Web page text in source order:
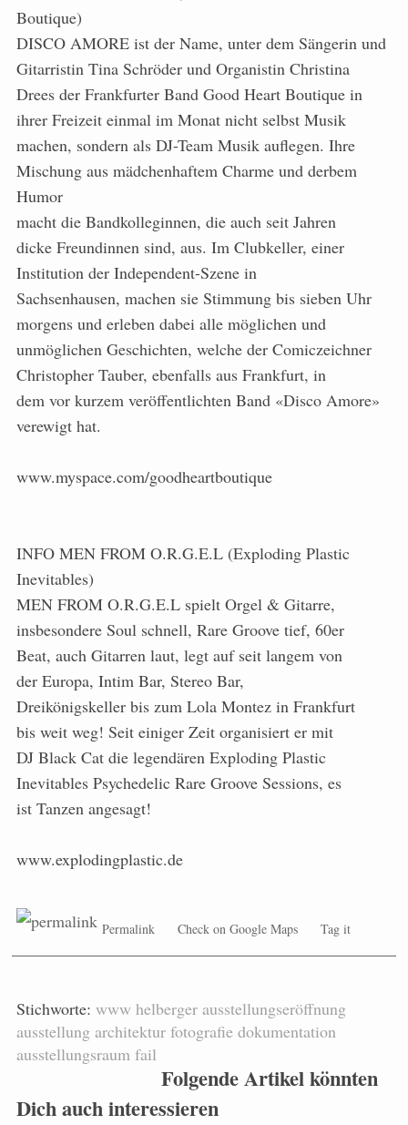
Boutique)
DISCO AMORE ist der Name, unter dem Sängerin und
Gitarristin Tina Schröder und Organistin Christina
Drees der Frankfurter Band Good Heart Boutique in
ihrer Freizeit einmal im Monat nicht selbst Musik
machen, sondern als DJ-Team Musik auflegen. Ihre
Mischung aus mädchenhaftem Charme und derbem
Humor
macht die Bandkolleginnen, die auch seit Jahren
dicke Freundinnen sind, aus. Im Clubkeller, einer
Institution der Independent-Szene in
Sachsenhausen, machen sie Stimmung bis sieben Uhr
morgens und erleben dabei alle möglichen und
unmöglichen Geschichten, welche der Comiczeichner
Christopher Tauber, ebenfalls aus Frankfurt, in
dem vor kurzem veröffentlichten Band «Disco Amore»
verewigt hat.
www.myspace.com/goodheartboutique
INFO MEN FROM O.R.G.E.L (Exploding Plastic
Inevitables)
MEN FROM O.R.G.E.L spielt Orgel & Gitarre,
insbesondere Soul schnell, Rare Groove tief, 60er
Beat, auch Gitarren laut, legt auf seit langem von
der Europa, Intim Bar, Stereo Bar,
Dreikönigskeller bis zum Lola Montez in Frankfurt
bis weit weg! Seit einiger Zeit organisiert er mit
DJ Black Cat die legendären Exploding Plastic
Inevitables Psychedelic Rare Groove Sessions, es
ist Tanzen angesagt!
www.explodingplastic.de
Permalink Check on Google Maps Tag it
Stichworte: www helberger ausstellungseröffnung
ausstellung architektur fotografie dokumentation
ausstellungsraum fail
Folgende Artikel könnten
Dich auch interessieren